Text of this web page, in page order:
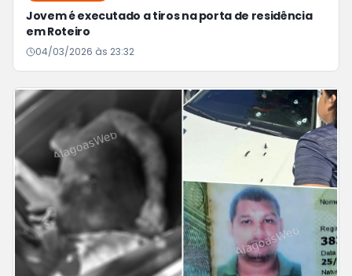
Jovem é executado a tiros na porta de residência
em Roteiro
04/03/2026 às 23:32